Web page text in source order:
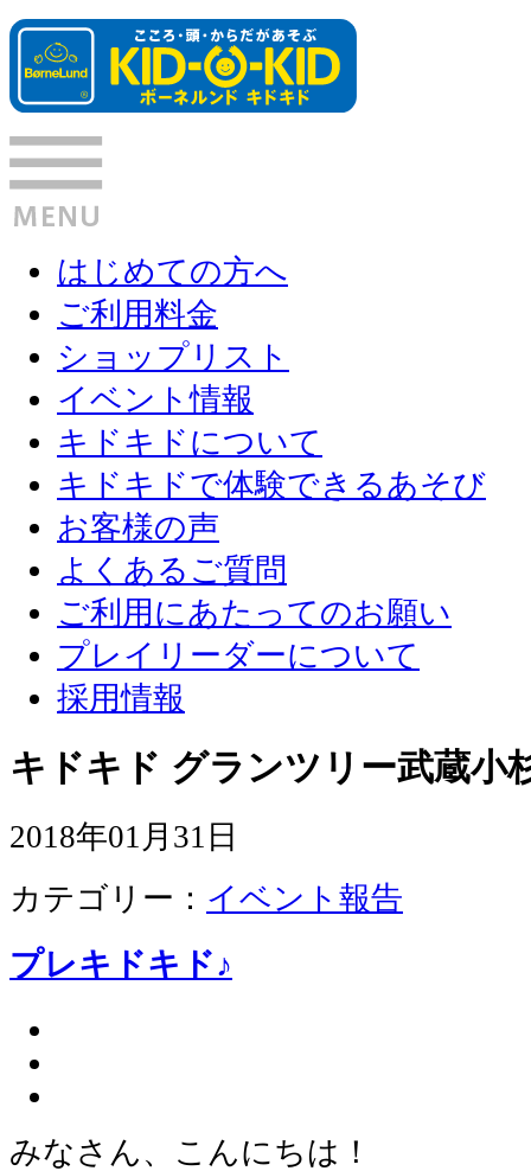
はじめての方へ
ご利用料金
ショップリスト
イベント情報
キドキドについて
キドキドで体験できるあそび
お客様の声
よくあるご質問
ご利用にあたってのお願い
プレイリーダーについて
採用情報
キドキド グランツリー武蔵小
2018年01月31日
カテゴリー： イベント報告
プレキドキド♪
みなさん、こんにちは！